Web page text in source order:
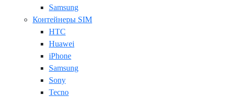
Samsung
Контейнеры SIM
HTC
Huawei
iPhone
Samsung
Sony
Tecno